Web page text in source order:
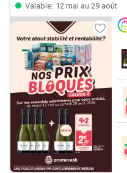
Valable: 12 mai au 29 août